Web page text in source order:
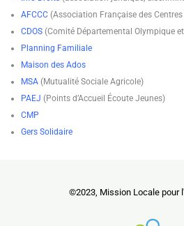
AFCCC (Association Française des
CDOS (Comité Départemental Olympique
Planning Familiale
Maison des Ados
MSA (Mutualité Sociale Agricole)
PAEJ (Points d’Accueil Écoute Jeunes)
CMP
Gers Solidaire
©2023, Mission Locale pour